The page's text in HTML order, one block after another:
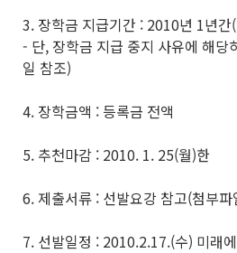
3. 장학금 지급기간 : 2010년 1년
- 단, 장학금 지급 중지 사유에 해당
일 참조)
4. 장학금액 : 등록금 전액
5. 추천마감 : 2010. 1. 25(월)한
6. 제출서류 : 선발요강 참고(첨부
7. 선발일정 : 2010.2.17.(수) 미래